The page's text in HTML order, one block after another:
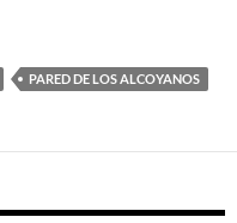
PARED DE LOS ALCOYANOS